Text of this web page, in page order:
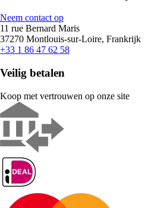
Neem contact op
11 rue Bernard Maris
37270 Montlouis-sur-Loire, Frankrijk
+33 1 86 47 62 58
Veilig betalen
Koop met vertrouwen op onze site